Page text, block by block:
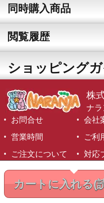
カートに入れる(
同時購入商品
閲覧履歴
ショッピング
株
ナ
お問合せ
会社
営業時間
ご利
ご注文について
対応
©1999-2026